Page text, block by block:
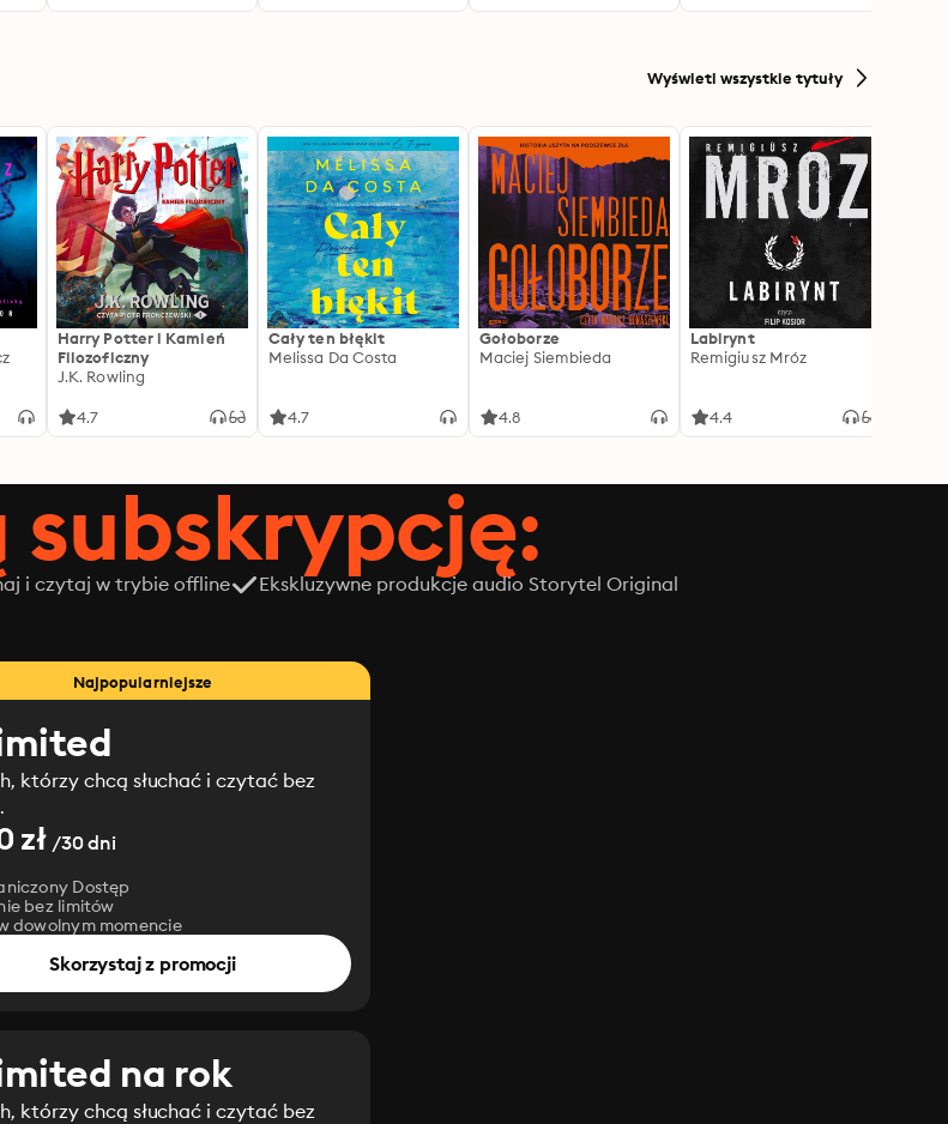
Wyświetl wszystkie tytuły
Harry Potter i Kamień
Filozoficzny
J.K. Rowling
4.7
Cały ten błękit
Melissa Da Costa
4.7
Gołoborze
Maciej Siembieda
4.8
Labirynt
Remigiusz Mróz
4.4
i czytaj w trybie offline
Ekskluzywne produkcje audio Storytel Original
Najpopularniejsze
którzy chcą słuchać i czytać bez
zł/30 dni
Dostęp
bez limitów
dowolnym momencie
Skorzystaj z promocji
na rok
którzy chcą słuchać i czytać bez